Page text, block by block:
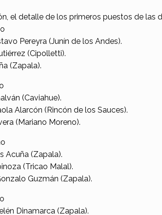
el detalle de los primeros puestos de las
Pereyra (Junín de los Andes).
(Cipolletti).
(Zapala).
(Caviahue).
Alarcón (Rincón de los Sauces).
(Mariano Moreno).
Acuña (Zapala).
(Tricao Malal).
Guzmán (Zapala).
Dinamarca (Zapala).